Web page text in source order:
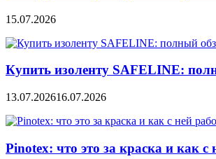
15.07.2026
Купить изоленту SAFELINE:
13.07.202616.07.2026
Pinotex: что это за краска и как с